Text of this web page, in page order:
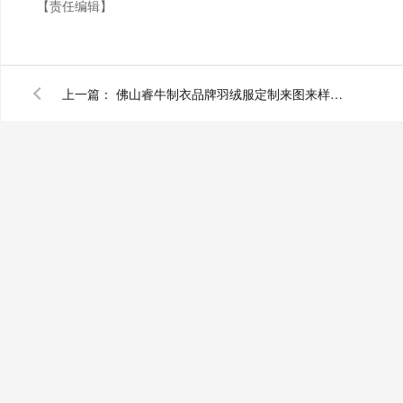
【责任编辑】
上一篇： 佛山睿牛制衣品牌羽绒服定制来图来样免费设计打版品质保障